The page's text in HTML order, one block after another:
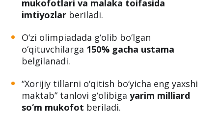
Respublika yoki xalqaro olimpiada
mukofotlari va malaka toifasida
imtiyozlarberiladi.
o‘qituvchilarga150% gacha ustama
belgilanadi.